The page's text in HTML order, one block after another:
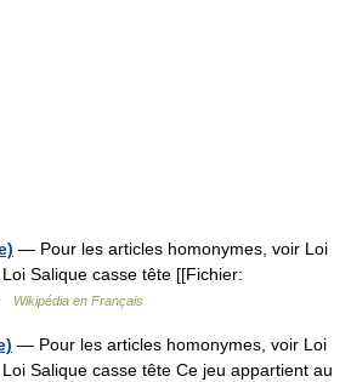
— Pour les articles homonymes, voir Loi
Salique casse tête [[Fichier:
Wikipédia en Français
— Pour les articles homonymes, voir Loi
Salique casse tête Ce jeu appartient au